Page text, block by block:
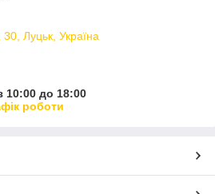
Луцьк, Україна
10:00 до 18:00
роботи